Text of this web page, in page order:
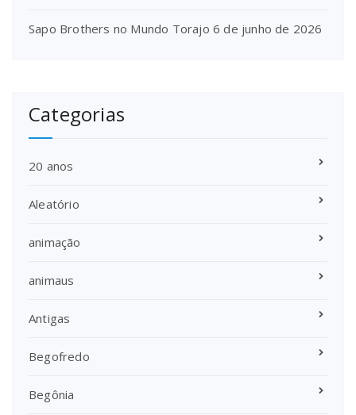
Sapo Brothers no Mundo Torajo 6 de junho de 2026
Categorias
20 anos
Aleatório
animação
animaus
Antigas
Begofredo
Begônia